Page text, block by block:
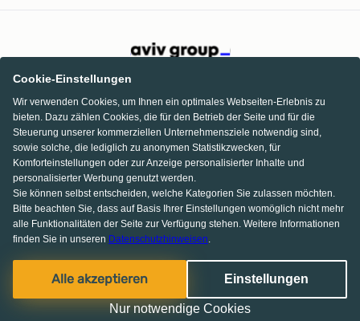
© 2013-2026 MS media systems GmbH
Facebook
Pinterest
Instagram
Cookie-Einstellungen
Wir verwenden Cookies, um Ihnen ein optimales Webseiten-Erlebnis zu
bieten. Dazu zählen Cookies, die für den Betrieb der Seite und für die
Steuerung unserer kommerziellen Unternehmensziele notwendig sind,
sowie solche, die lediglich zu anonymen Statistikzwecken, für
Komforteinstellungen oder zur Anzeige personalisierter Inhalte und
personalisierter Werbung genutzt werden.
Sie können selbst entscheiden, welche Kategorien Sie zulassen möchten.
Bitte beachten Sie, dass auf Basis Ihrer Einstellungen womöglich nicht mehr
alle Funktionalitäten der Seite zur Verfügung stehen. Weitere Informationen
finden Sie in unseren Datenschutzhinweisen.
Alle akzeptieren Einstellungen
Nur notwendige Cookies